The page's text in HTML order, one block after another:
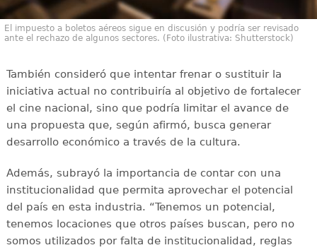
El impuesto a boletos aéreos sigue en discusión y podría ser revisado
ante el rechazo de algunos sectores. (Foto ilustrativa: Shutterstock)
También consideró que intentar frenar o sustituir la
iniciativa actual no contribuiría al objetivo de fortalecer
el cine nacional, sino que podría limitar el avance de
una propuesta que, según afirmó, busca generar
desarrollo económico a través de la cultura.
Además, subrayó la importancia de contar con una
institucionalidad que permita aprovechar el potencial
del país en esta industria. “Tenemos un potencial,
tenemos locaciones que otros países buscan, pero no
somos utilizados por falta de institucionalidad, reglas